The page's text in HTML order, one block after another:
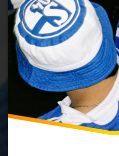
Fotbalová
akademie
Generace
fotbalistů
Mládežnická
akademie
Schalke 04
fotbalisté